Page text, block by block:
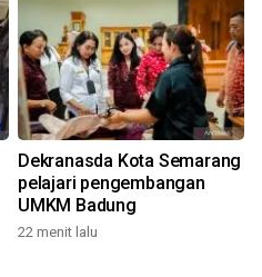
Dekranasda Kota Semarang
pelajari pengembangan
UMKM Badung
22 menit lalu